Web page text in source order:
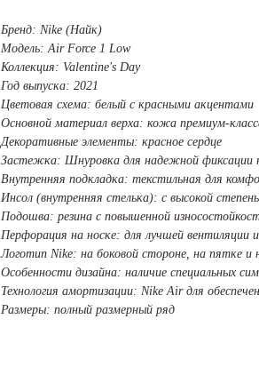
Бренд: Nike (Найк)
Модель: Air Force 1 Low
Коллекция: Valentine's Day
Год выпуска: 2021
Цветовая схема: белый с красными акцентами
Основной материал верха: кожа премиум-
Декоративные элементы: красное сердце
Застежка: Шнуровка для надежной фиксации
Внутренняя подкладка: текстильная для
Инсол (внутренняя стелька): с высокой
Подошва: резина с повышенной
Перфорация на носке: для лучшей вентиляции
Логотип Nike: на боковой стороне, на пятке и
Особенности дизайна: наличие специальных
Технология амортизации: Nike Air для
Размеры: полный размерный ряд